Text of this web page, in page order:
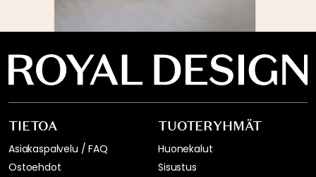
TIETOA
Asiakaspalvelu / FAQ
Ostoehdot
TUOTERYHMÄT
Huonekalut
Sisustus